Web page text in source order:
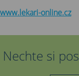
www.lekari-online.cz
Nechte si